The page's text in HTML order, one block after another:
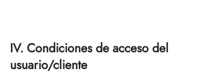
IV. Condiciones de acceso del
usuario/cliente